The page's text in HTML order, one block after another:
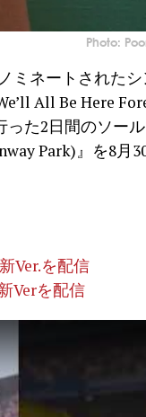
Photo:
ミネートされた
All Be Here
た2日間のソー
Park)』を8月
Ver.を配信
Verを配信